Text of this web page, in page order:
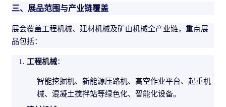
三、展品范围与产业链覆盖
展会覆盖工程机械、建材机械及矿山机械全产业链，重点展
品包括：
工程机械：
智能挖掘机、新能源压路机、高空作业平台、起重机
械、混凝土搅拌站等绿色化、智能化设备。